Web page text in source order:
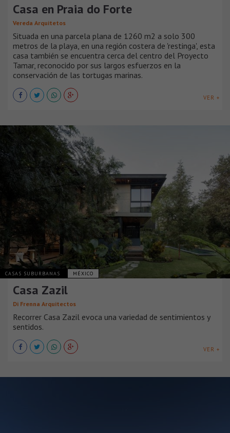
Casa en Praia do Forte
Vereda Arquitetos
Situada en una parcela plana de 1260 m2 a solo 300
metros de la playa, en una región costera de 'restinga', esta
casa también se encuentra cerca del centro del Proyecto
Tamar, reconocido por sus largos esfuerzos en la
conservación de las tortugas marinas.
VER +
CASAS SUBURBANAS MÉXICO
Casa Zazil
Di Frenna Arquitectos
Recorrer Casa Zazil evoca una variedad de sentimientos y
sentidos.
VER +